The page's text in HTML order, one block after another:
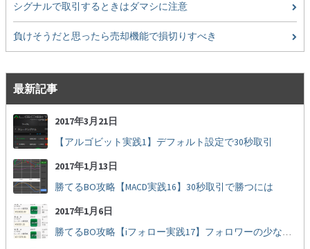
シグナルで取引するときはダマシに注意
負けそうだと思ったら売却機能で損切りすべき
最新記事
2017年3月21日
【アルゴビット実践1】デフォルト設定で30秒取引
2017年1月13日
勝てるBO攻略【MACD実践16】30秒取引で勝つには
2017年1月6日
勝てるBO攻略【iフォロー実践17】フォロワーの少ない人をフォローする